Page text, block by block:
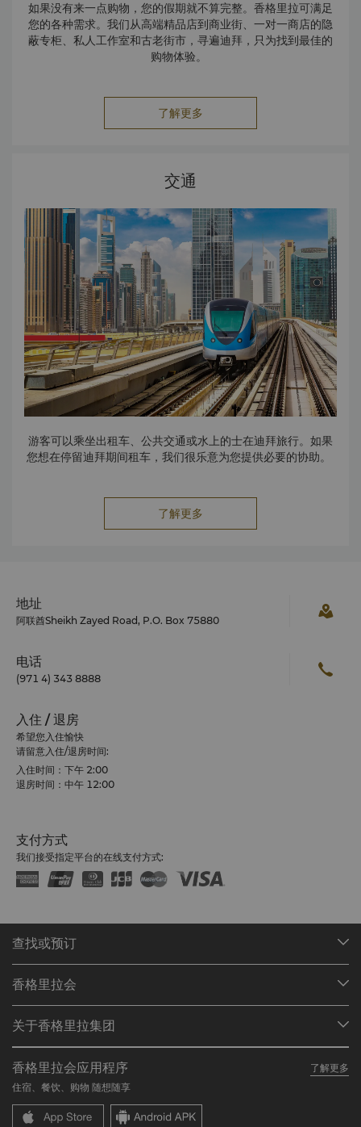
点，包括博物馆、堡垒、餐厅、展览、商船、修复的商店、艺
术和表演中心。
朱美拉清真寺
代清真寺建筑的杰出代表。这座清真寺的夜景格外美丽，是迪
如果没有来一点购物，您的假期就不算完整。香格里拉可满足
您的各种需求。我们从高端精品店到商业街、一对一商店的隐
蔽专柜、私人工作室和古老街市，寻遍迪拜，只为找到最佳的
购物体验。
世界最大的购物、娱乐和休闲目的地，毗邻世界最高建筑哈利
法塔。迪拜购物中心占地超过 100 万平方米，面积相当于
城市步行街
漫步在城市步行街，这是迪拜最热闹的城市街区之一。这里有
游玩的生活方式目的地巧妙地结合了购物与娱乐，包括电影
院、游乐区和全年活动精彩纷呈的可口可乐体育场。
迪拜节日城
节日城坐落风景如画的 迪拜河畔。这里有 囊括 600 家零售店
和 25 家旗舰店的购物中心、设有 12 间影厅的 Grand
Festival 电影院和 60 家餐饮门店。
Souks
Souk是阿拉伯语中的 “集市”，即购买或交换货物的地方。这
里的人们忙着 以古老方式讨价还价，彰显着souks与迪拜现
代购物中心的迥然不同。
迪拜
souks位于德伊勒区，售卖珠宝、传统香料和香水。 这
里的黄金价格属世界低位。商店橱窗琳琅满目， 展示着项链、
戒指、手镯、耳环和胸针。夜幕降临， 各种活动在这里竞相上
了解更多
交通
游客可以乘坐出租车、公共交通或水上的士在迪拜旅行。如果
您想在停留迪拜期间租车，我们很乐意为您提供必要的协助。
了解更多
地址
阿联酋Sheikh Zayed Road, P.O. Box 75880
电话
(971 4) 343 8888
入住 / 退房
希望您入住愉快
请留意入住/退房时间:
入住时间：下午 2:00
退房时间：中午 12:00
支付方式
我们接受指定平台的在线支付方式:
查找或预订
查找预订
餐厅与酒吧
香格里拉会
加入香格里拉会
常见问题
联络我们
关于香格里拉集团
我们的酒店品牌
香格里拉中心
香格里拉公寓
职业发展
企业社会责任
新闻稿
香格里拉会应用程序
了解更多
住宿、餐饮、购物 随想随享